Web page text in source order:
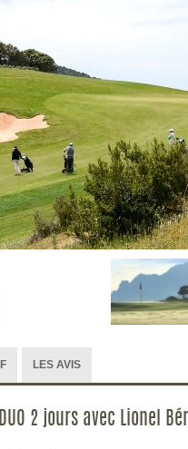
LES AVIS
2 jours avec Lionel